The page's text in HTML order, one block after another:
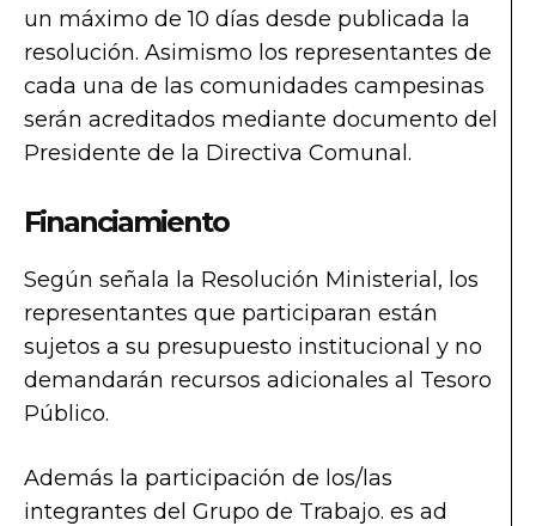
un máximo de 10 días desde publicada la
resolución. Asimismo los representantes de
cada una de las comunidades campesinas
serán acreditados mediante documento del
Presidente de la Directiva Comunal.
Financiamiento
Según señala la Resolución Ministerial, los
representantes que participaran están
sujetos a su presupuesto institucional y no
demandarán recursos adicionales al Tesoro
Público.
Además la participación de los/las
integrantes del Grupo de Trabajo. es ad